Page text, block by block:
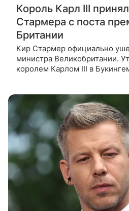
Король Карл III
Стармера с поста
Британии
Кир Стармер официально
министра Великобритании.
королем Карлом III в